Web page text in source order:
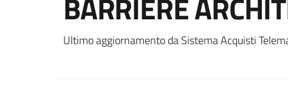
Ultimo aggiornamento da Sistema Acquisti